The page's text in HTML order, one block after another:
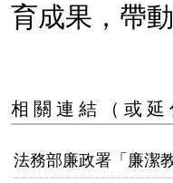
育成果，帶
相關連結（或延
法務部廉政署「廉潔